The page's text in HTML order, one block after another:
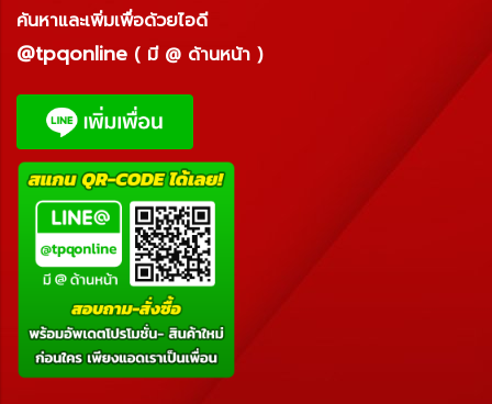
ค้นหาและเพิ่มเพื่อด้วยไอดี
@tpqonline ( มี @ ด้านหน้า )